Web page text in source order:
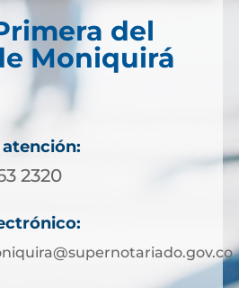
del
Moniquirá
atención:
2320